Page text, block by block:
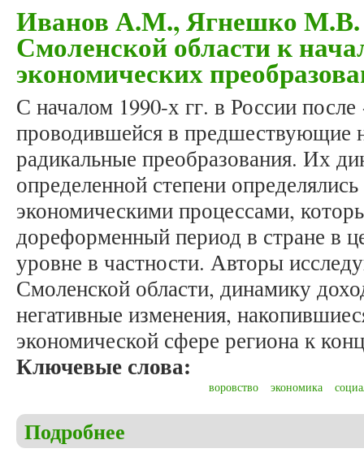
Иванов А.М., Ягнешко М.В.
Смоленской области к
экономических
С началом 1990-х гг. в России
проводившейся в предшествующие
радикальные преобразования. Их
определенной степени
экономическими процессами,
дореформенный период в стране в
уровне в частности. Авторы
Смоленской области, динамику
негативные изменения,
экономической сфере региона к
Ключевые слова:
воровство экономика
Подробнее